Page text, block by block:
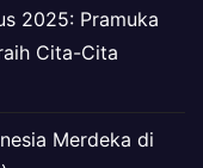
2025: Pramuka
Cita-Cita
Merdeka di